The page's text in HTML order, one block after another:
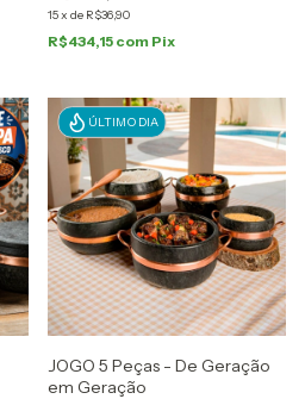
15x de R$36,90
R$434,15 com Pix
ÚLTIMO DIA
JOGO 5 Peças - De Geração
em Geração